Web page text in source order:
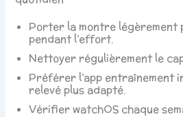
Porter la montre légèrement
pendant l’effort.
Nettoyer régulièrement le
Préférer l’app entraînement
relevé plus adapté.
Vérifier watchOS chaque